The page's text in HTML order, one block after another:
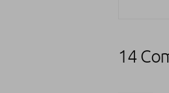
14